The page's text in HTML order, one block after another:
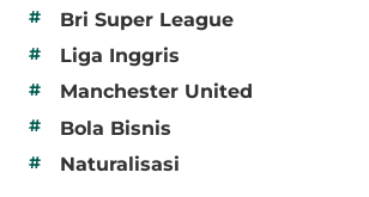
# Bri Super League
# Liga Inggris
# Manchester United
# Bola Bisnis
# Naturalisasi